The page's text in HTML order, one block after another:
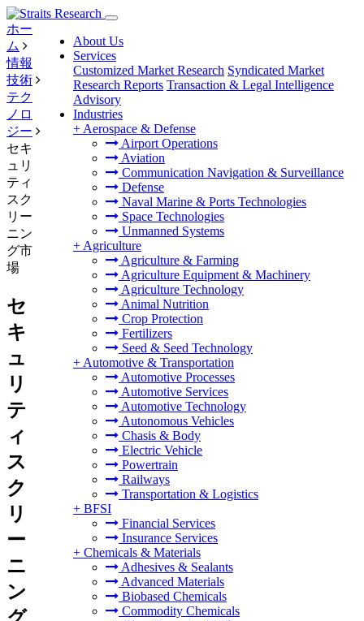
About Us
Services
Customized Market Research Syndicated Market
Research Reports Transaction & Legal Intelligence
Advisory
Industries
+ Aerospace & Defense
Airport Operations
Aviation
Communication Navigation & Surveillance
Defense
Naval Marine & Ports Technologies
Space Technologies
Unmanned Systems
+ Agriculture
Agriculture & Farming
Agriculture Equipment & Machinery
Agriculture Technology
Animal Nutrition
Crop Protection
Fertilizers
Seed & Seed Technology
+ Automotive & Transportation
Automotive Processes
Automotive Services
Automotive Technology
Autonomous Vehicles
Chasis & Body
Electric Vehicle
Powertrain
Railways
Transportation & Logistics
+ BFSI
Financial Services
Insurance Services
+ Chemicals & Materials
Adhesives & Sealants
Advanced Materials
Biobased Chemicals
Commodity Chemicals
ホー
ム
情報
技術
テク
ノロ
ジー
セキ
ュリ
ティ
スク
リー
ニン
グ市
場
セ
キ
ュ
リ
テ
ィ
ス
ク
リ
ー
ニ
ン